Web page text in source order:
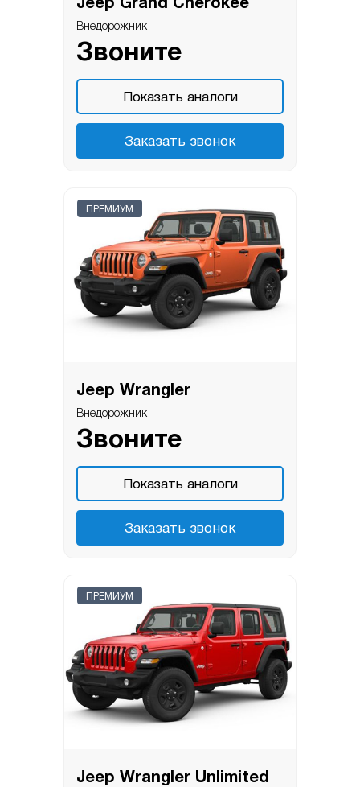
Jeep Grand Cherokee
Внедорожник
Звоните
Показать аналоги
Заказать звонок
ПРЕМИУМ
Jeep Wrangler
Внедорожник
Звоните
Показать аналоги
Заказать звонок
ПРЕМИУМ
Jeep Wrangler Unlimited